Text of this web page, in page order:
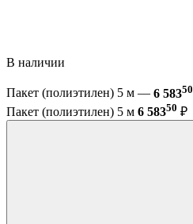
В наличии
Пакет (полиэтилен) 5 м — 6 58350
Пакет (полиэтилен) 5 м 6 58350 ₽